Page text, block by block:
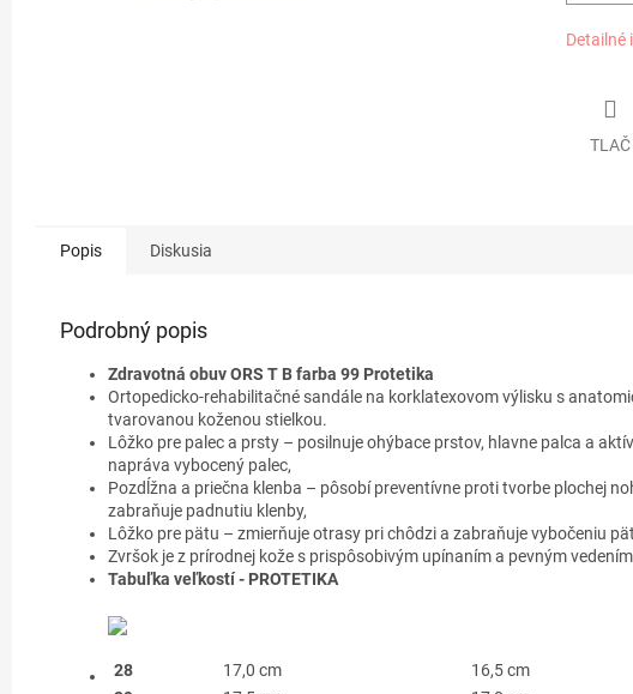
Detailné
TLAČ
Popis Diskusia
Podrobný popis
Zdravotná obuv ORS T B farba 99 Protetika
Ortopedicko-rehabilitačné sandále na korklatexovom výlisku s
tvarovanou koženou stielkou.
Lôžko pre palec a prsty – posilnuje ohýbace prstov, hlavne palca a
napráva vybocený palec,
Pozdĺžna a priečna klenba – pôsobí preventívne proti tvorbe plochej
zabraňuje padnutiu klenby,
Lôžko pre pätu – zmierňuje otrasy pri chôdzi a zabraňuje vybočeniu
Zvršok je z prírodnej kože s prispôsobivým upínaním a pevným
Tabuľka veľkostí - PROTETIKA
28 17,0 cm
16,5 cm